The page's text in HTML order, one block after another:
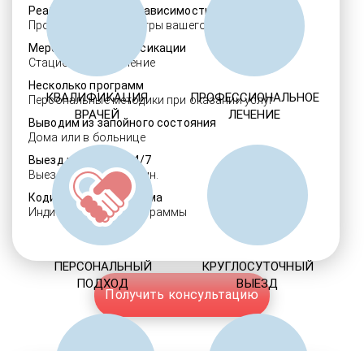
Реабилитация алкозависимости
Проверенные ребцентры вашего региона
Мероприятия детоксикации
Стационарное лечение
Несколько программ
Персональные методики при оказании услуг
Выводим из запойного состояния
Дома или в больнице
Выезд нарколога 24/7
Выезд в течение 30 мин.
Кодировка алкоголизма
Индивидуальные программы
Получить консультацию
КВАЛИФИКАЦИЯ
ВРАЧЕЙ
ПРОФЕССИОНАЛЬНОЕ
ЛЕЧЕНИЕ
ПЕРСОНАЛЬНЫЙ
ПОДХОД
КРУГЛОСУТОЧНЫЙ
ВЫЕЗД